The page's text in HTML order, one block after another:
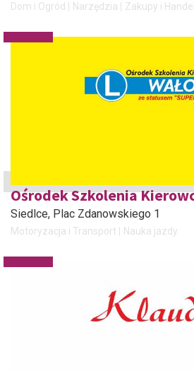
Dom i Ogród Narzędzia Zakupy i Handel
Ośrodek Szkolenia
Siedlce, Plac Zdanowskiego 1
Motoryzacja i Transport Nauka jazdy